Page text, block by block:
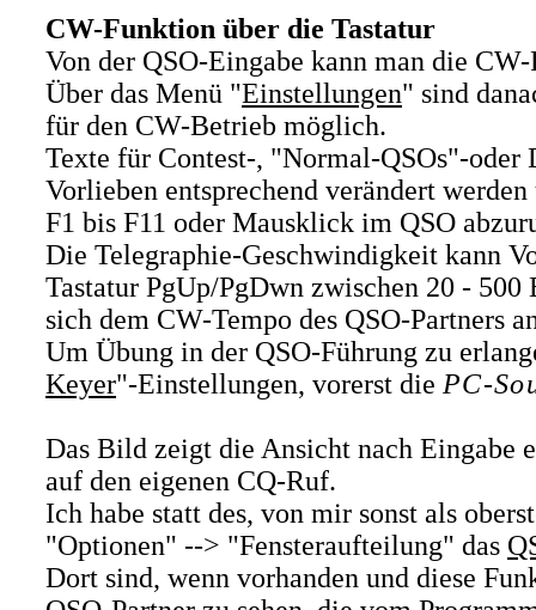
CW-Funktion über die Tastatur
Von der QSO-Eingabe kann man die
Über das Menü "Einstellungen" sind
für den CW-Betrieb möglich.
Texte für Contest-, "Normal-QSOs"-oder
Vorlieben entsprechend verändert
F1 bis F11 oder Mausklick im QSO
Die Telegraphie-Geschwindigkeit kann
Tastatur PgUp/PgDwn zwischen 20 -
sich dem CW-Tempo des QSO-Partners
Um Übung in der QSO-Führung zu
Keyer"-Einstellungen, vorerst die PC-
Das Bild zeigt die Ansicht nach
auf den eigenen CQ-Ruf.
Ich habe statt des, von mir sonst als
"Optionen" --> "Fensteraufteilung" das
Dort sind, wenn vorhanden und diese